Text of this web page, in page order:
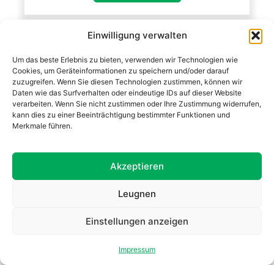
Einwilligung verwalten
Um das beste Erlebnis zu bieten, verwenden wir Technologien wie
Cookies, um Geräteinformationen zu speichern und/oder darauf
zuzugreifen. Wenn Sie diesen Technologien zustimmen, können wir
Daten wie das Surfverhalten oder eindeutige IDs auf dieser Website
verarbeiten. Wenn Sie nicht zustimmen oder Ihre Zustimmung widerrufen,
kann dies zu einer Beeinträchtigung bestimmter Funktionen und
Merkmale führen.
Akzeptieren
Leugnen
Einstellungen anzeigen
Impressum
Arbeiten mit Beton und Natursteinen
Beton und Natursteine sind langlebige, robuste
eine solide Grundlage geben.
Mehr lesen